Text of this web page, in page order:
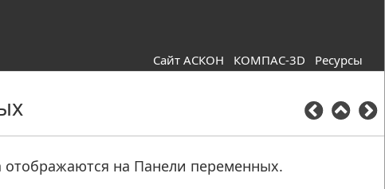
Сайт АСКОН КОМПАС-3D Ресурсы
отображаются на Панели переменных.